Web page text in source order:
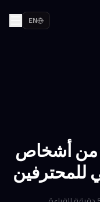
EN
من أشخاص
للمحترفين